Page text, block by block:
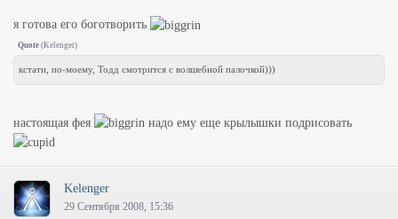
я готова его боготворить
Quote (Kelenger)
кстати, по-моему, Тодд смотрится с волшебной палочкой)))
настоящая фея надо ему еще крылышки подрисовать
Kelenger
29 Сентября 2008, 15:36